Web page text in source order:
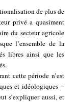
de plus de
privé a quasiment
du secteur agricole
l’ensemble de la
libres ainsi que les
cette période n’est
et idéologiques –
s’expliquer aussi, et